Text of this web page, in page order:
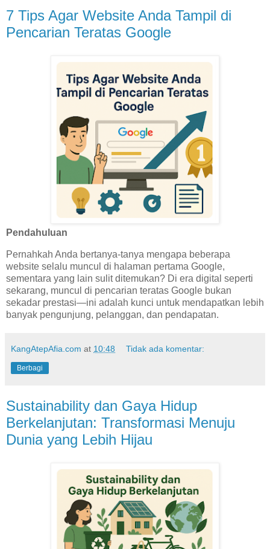
7 Tips Agar Website Anda Tampil di
Pencarian Teratas Google
Pendahuluan
Pernahkah Anda bertanya-tanya mengapa beberapa
website selalu muncul di halaman pertama Google,
sementara yang lain sulit ditemukan? Di era digital seperti
sekarang, muncul di pencarian teratas Google bukan
sekadar prestasi—ini adalah kunci untuk mendapatkan lebih
banyak pengunjung, pelanggan, dan pendapatan.
KangAtepAfia.com at 10:48 Tidak ada komentar:
Berbagi
Sustainability dan Gaya Hidup
Berkelanjutan: Transformasi Menuju
Dunia yang Lebih Hijau